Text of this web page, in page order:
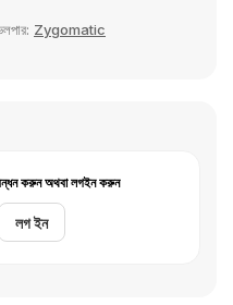
Zygomatic
করুন অথবা লগইন করুন
লগ ইন